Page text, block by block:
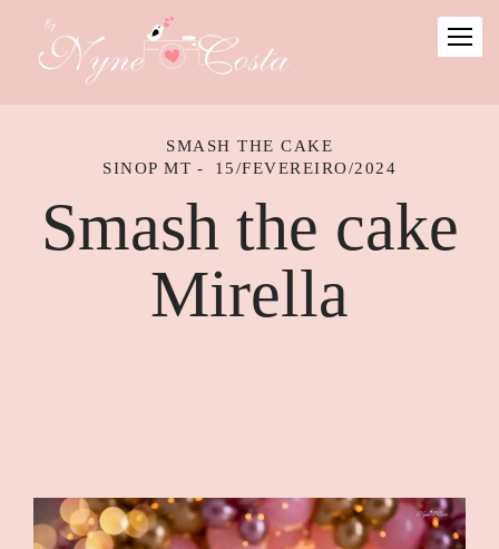
SMASH THE CAKE
SINOP MT
15/FEVEREIRO/2024
Smash the cake
Mirella